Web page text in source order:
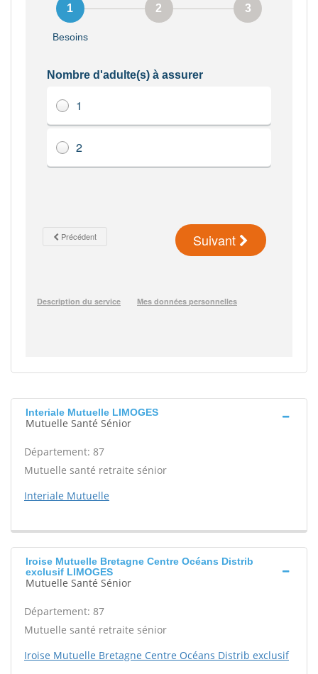
Interiale Mutuelle LIMOGES
Mutuelle Santé Sénior
Département: 87
Mutuelle santé retraite sénior
Interiale Mutuelle
Iroise Mutuelle Bretagne Centre Océans Distrib
exclusif LIMOGES
Mutuelle Santé Sénior
Département: 87
Mutuelle santé retraite sénior
Iroise Mutuelle Bretagne Centre Océans Distrib exclusif